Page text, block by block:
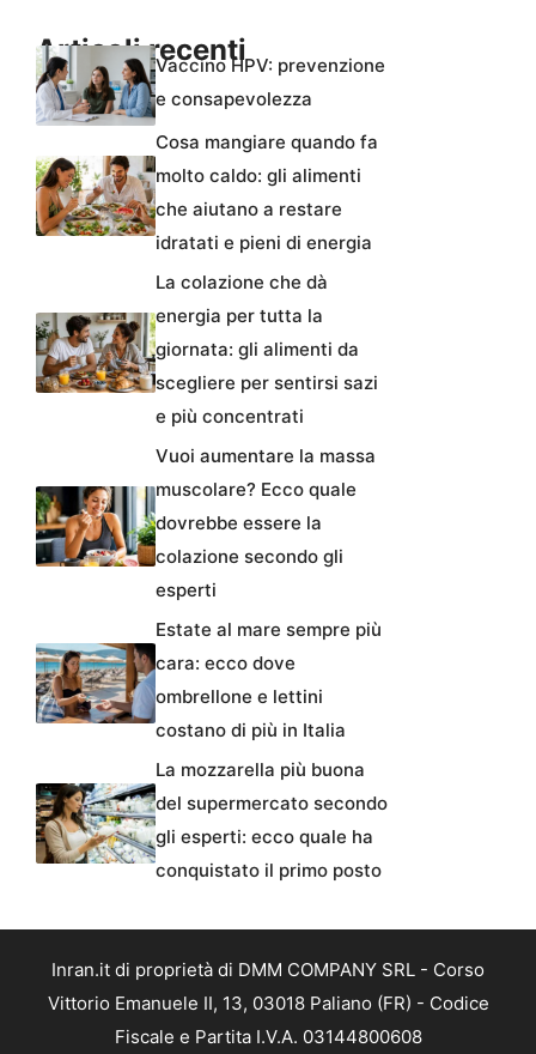
Articoli recentiVaccino HPV: prevenzione
e consapevolezza
Cosa mangiare quando fa
molto caldo: gli alimenti
che aiutano a restare
idratati e pieni di energia
La colazione che dà
energia per tutta la
giornata: gli alimenti da
scegliere per sentirsi sazi
e più concentrati
Vuoi aumentare la massa
muscolare? Ecco quale
dovrebbe essere la
colazione secondo gli
esperti
Estate al mare sempre più
cara: ecco dove
ombrellone e lettini
costano di più in Italia
La mozzarella più buona
del supermercato secondo
gli esperti: ecco quale ha
conquistato il primo posto
Inran.it di proprietà di DMM COMPANY SRL - Corso
Vittorio Emanuele II, 13, 03018 Paliano (FR) - Codice
Fiscale e Partita I.V.A. 03144800608